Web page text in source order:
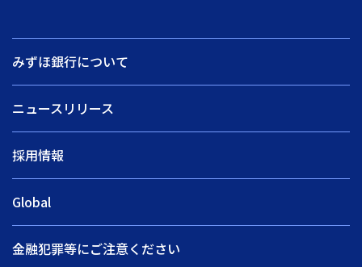
みずほ銀行について
ニュースリリース
採用情報
Global
金融犯罪等にご注意ください